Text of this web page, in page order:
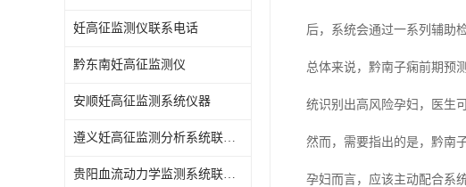
妊高征监测仪联系电话
黔东南妊高征监测仪
安顺妊高征监测系统仪器
遵义妊高征监测分析系统联系电话
贵阳血流动力学监测系统联系电话
后，系统会通过一系列辅助
总体来说，黔南子痫前期预
统识别出高风险孕妇，医生
然而，需要指出的是，黔南
孕妇而言，应该主动配合系